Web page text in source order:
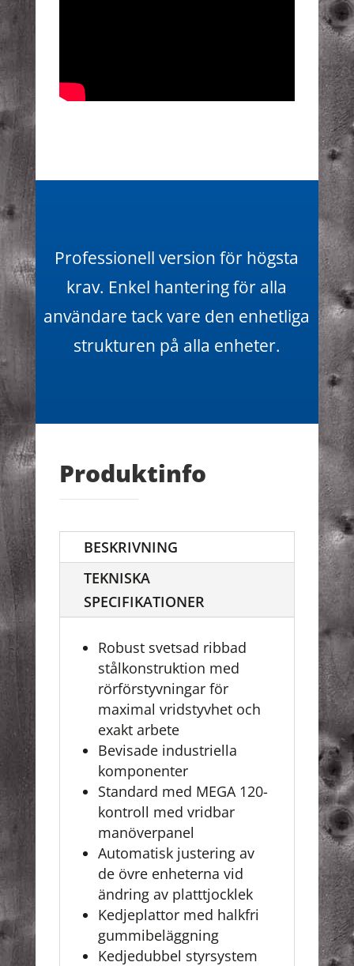
Professionell version för högsta
krav. Enkel hantering för alla
användare tack vare den enhetliga
strukturen på alla enheter.
Produktinfo
BESKRIVNING
TEKNISKA
SPECIFIKATIONER
Robust svetsad ribbad
stålkonstruktion med
rörförstyvningar för
maximal vridstyvhet och
exakt arbete
Bevisade industriella
komponenter
Standard med MEGA 120-
kontroll med vridbar
manöverpanel
Automatisk justering av
de övre enheterna vid
ändring av platttjocklek
Kedjeplattor med halkfri
gummibeläggning
Kedjedubbel styrsystem